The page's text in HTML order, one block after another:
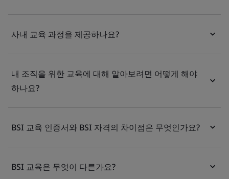
사내 교육 과정을 제공하나요?
내 조직을 위한 교육에 대해 알아보려면 어떻게 해야
하나요?
BSI 교육 인증서와 BSI 자격의 차이점은 무엇인가요?
BSI 교육은 무엇이 다른가요?